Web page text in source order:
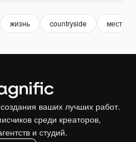
жизнь countryside
ваших лучших работ.
среди креаторов,
и студий.